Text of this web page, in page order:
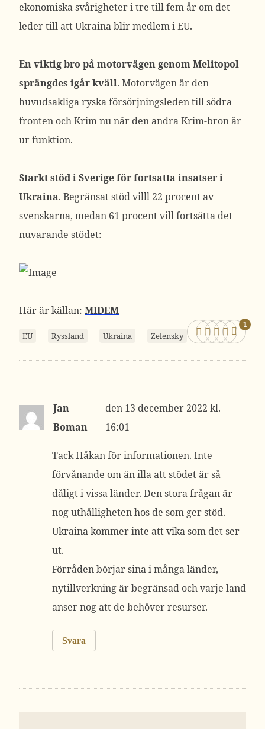
ekonomiska svårigheter i tre till fem år om det
leder till att Ukraina blir medlem i EU.
En viktig bro på motorvägen genom Melitopol
sprängdes igår kväll. Motorvägen är den
huvudsakliga ryska försörjningsleden till södra
fronten och Krim nu när den andra Krim-bron är
ur funktion.
Starkt stöd i Sverige för fortsatta insatser i
Ukraina. Begränsat stöd villl 22 procent av
svenskarna, medan 61 procent vill fortsätta det
nuvarande stödet:
Här är källan: MIDEM
EU Ryssland Ukraina Zelensky
1
Jan
Boman
13 december 2022 kl.
16:01
Tack Håkan för informationen. Inte
förvånande om än illa att stödet är så
dåligt i vissa länder. Den stora frågan är
nog uthålligheten hos de som ger stöd.
Ukraina kommer inte att vika som det ser
ut.
Förråden börjar sina i många länder,
nytillverkning är begränsad och varje land
anser nog att de behöver resurser.
Svara